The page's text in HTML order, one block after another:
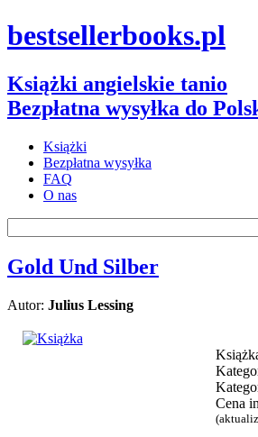
bestsellerbooks.pl
Książki angielskie tanio
Bezpłatna wysyłka do
Książki
Bezpłatna wysyłka
FAQ
O nas
Gold Und Silber
Autor: Julius Lessing
Cena